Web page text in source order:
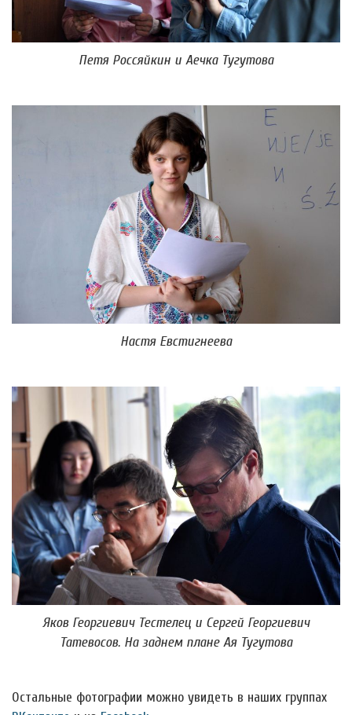
Петя Россяйкин и Аечка Тугутова
Настя Евстигнеева
Яков Георгиевич Тестелец и Сергей Георгиевич
Татевосов. На заднем плане Ая Тугутова
Остальные фотографии можно увидеть в наших группах